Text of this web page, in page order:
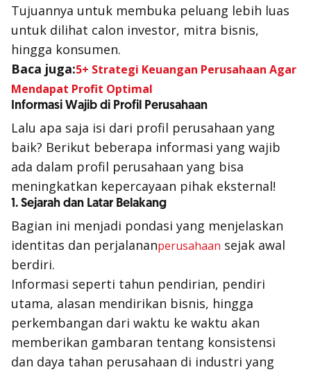
Tujuannya untuk membuka peluang lebih luas
untuk dilihat calon investor, mitra bisnis,
hingga konsumen.
Baca juga:5+ Strategi Keuangan Perusahaan Agar
Mendapat Profit Optimal
Informasi Wajib di Profil Perusahaan
Lalu apa saja isi dari profil perusahaan yang
baik? Berikut beberapa informasi yang wajib
ada dalam profil perusahaan yang bisa
meningkatkan kepercayaan pihak eksternal!
1. Sejarah dan Latar Belakang
Bagian ini menjadi pondasi yang menjelaskan
identitas dan perjalananperusahaan sejak awal
berdiri.
Informasi seperti tahun pendirian, pendiri
utama, alasan mendirikan bisnis, hingga
perkembangan dari waktu ke waktu akan
memberikan gambaran tentang konsistensi
dan daya tahan perusahaan di industri yang